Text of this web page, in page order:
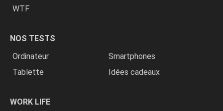
WTF
NOS TESTS
Ordinateur
Smartphones
Tablette
Idées cadeaux
WORK LIFE